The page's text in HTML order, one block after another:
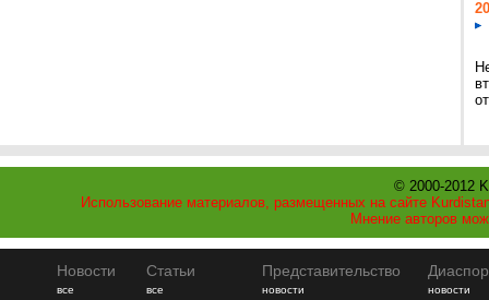
© 2000-2012
Использование материалов, размещенных на сайте
Мнение авторов
Новости
все
Статьи
все
Представительство
новости
новости